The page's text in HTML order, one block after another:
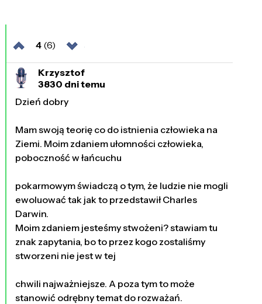
4(6)
Krzysztof
3830 dni temu
Dzień dobry
Mam swoją teorię co do istnienia człowieka na
Ziemi. Moim zdaniem ułomności człowieka,
poboczność w łańcuchu
pokarmowym świadczą o tym, że ludzie nie mogli
ewoluować tak jak to przedstawił Charles
Darwin.
Moim zdaniem jesteśmy stwożeni? stawiam tu
znak zapytania, bo to przez kogo zostaliśmy
stworzeni nie jest w tej
chwili najważniejsze. A poza tym to może
stanowić odrębny temat do rozważań.